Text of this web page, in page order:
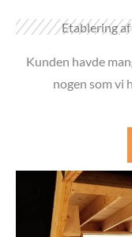
Etablering
Kunden havde
nogen som vi